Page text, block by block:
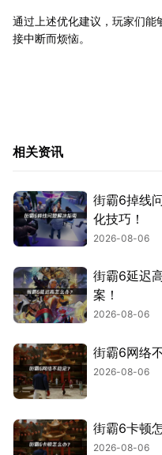
通过上述优化建议，玩家们
接中断而烦恼。
相关资讯
街霸6掉线
化技巧！
2026-08-06
街霸6延迟
案！
2026-08-06
街霸6网络
2026-08-06
街霸6卡顿
2026-08-06